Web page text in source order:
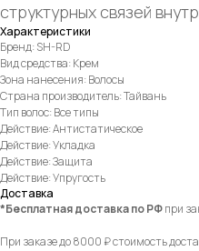
структурных связей
Характеристики
Бренд: SH-RD
Вид средства: Крем
Зона нанесения: Волосы
Страна производитель: Тайвань
Тип волос: Все типы
Действие: Антистатическое
Действие: Укладка
Действие: Защита
Действие: Упругость
Доставка
*Бесплатная доставка по РФпри
При заказе до 8000 ₽ стоимость